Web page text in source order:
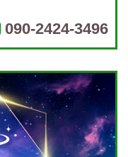
090-2424-3496